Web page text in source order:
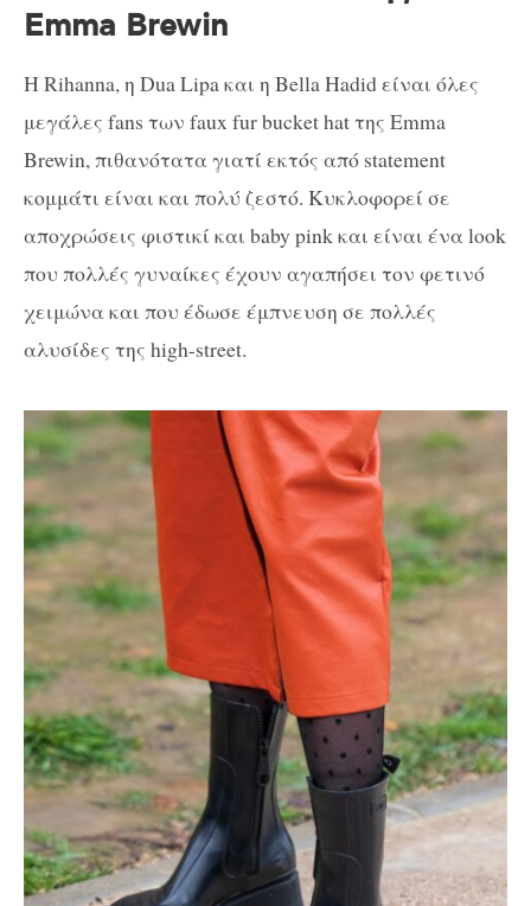
Emma Brewin
Η Rihanna, η Dua Lipa και η Bella Hadid είναι όλες
μεγάλες fans των faux fur bucket hat της Emma
Brewin, πιθανότατα γιατί εκτός από statement
κομμάτι είναι και πολύ ζεστό. Κυκλοφορεί σε
αποχρώσεις φιστικί και baby pink και είναι ένα look
που πολλές γυναίκες έχουν αγαπήσει τον φετινό
χειμώνα και που έδωσε έμπνευση σε πολλές
αλυσίδες της high-street.